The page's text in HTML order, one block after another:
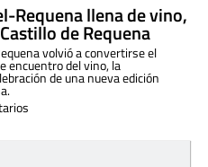
Requena llena de vino,
de Requena
volvió a convertirse el
encuentro del vino, la
de una nueva edición